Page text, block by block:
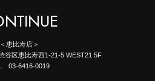
＜恵比寿店＞
区恵比寿西1-21-5 WEST21 5F
03-6416-0019